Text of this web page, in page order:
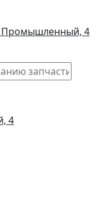
Промышленный, 4
4